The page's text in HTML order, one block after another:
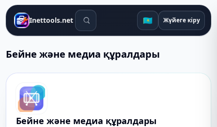
Inettools.net Іздеу құралдары 🇰🇿 Жүйеге кіру
Бейне және медиа құралдары
Бейне және медиа құралдары